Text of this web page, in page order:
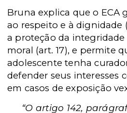
Bruna explica que o ECA
ao respeito e à dignidade
a proteção da integridade
moral (art. 17), e permite
adolescente tenha
defender seus interesses
em casos de exposição
“O artigo 142,